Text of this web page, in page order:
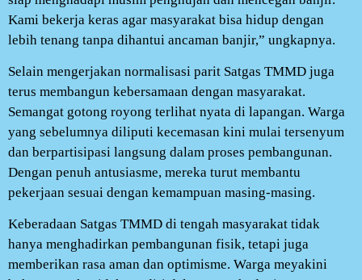
Kami bekerja keras agar masyarakat bisa hidup dengan
lebih tenang tanpa dihantui ancaman banjir,” ungkapnya.
Selain mengerjakan normalisasi parit Satgas TMMD juga
terus membangun kebersamaan dengan masyarakat.
Semangat gotong royong terlihat nyata di lapangan. Warga
yang sebelumnya diliputi kecemasan kini mulai tersenyum
dan berpartisipasi langsung dalam proses pembangunan.
Dengan penuh antusiasme, mereka turut membantu
pekerjaan sesuai dengan kemampuan masing-masing.
Keberadaan Satgas TMMD di tengah masyarakat tidak
hanya menghadirkan pembangunan fisik, tetapi juga
memberikan rasa aman dan optimisme. Warga meyakini